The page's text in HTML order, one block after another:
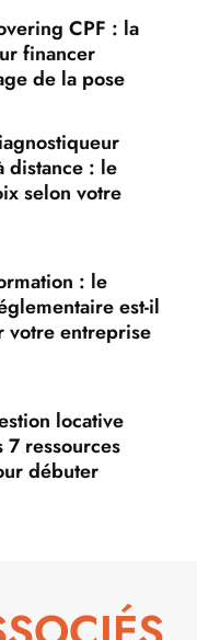
CPF : la
financer
de la pose
distance : le
selon votre
: le
est-il
votre entreprise
locative
ressources
débuter